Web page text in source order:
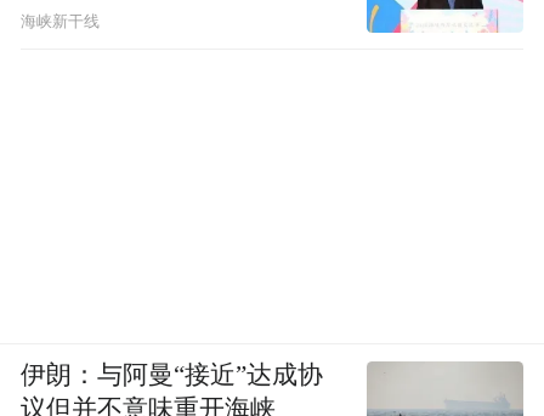
海峡新干线
伊朗：与阿曼“接近”达成协
议但并不意味重开海峡